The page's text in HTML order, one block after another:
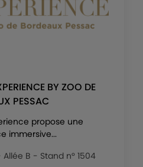
BY ZOO DE
PESSAC
propose une
immersive...
Allée B - Stand n° 1504